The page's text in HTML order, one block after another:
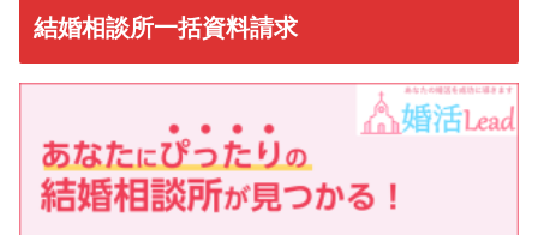
結婚相談所一括資料請求